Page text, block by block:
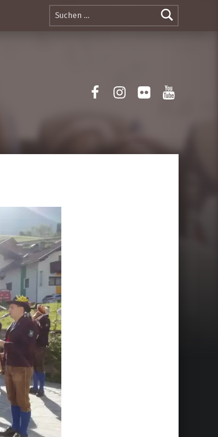
Suchen nach:
FacebookInstagram
FlickrYotube